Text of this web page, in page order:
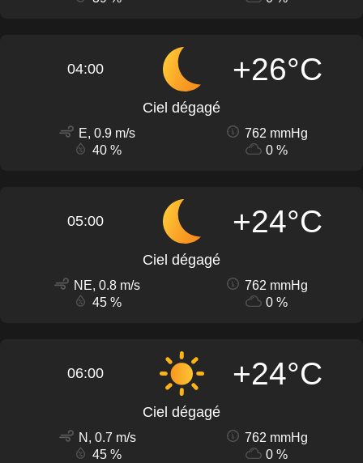
04:00 +26°C
Ciel dégagé
E, 0.9 m/s
762 mmHg
40 %
0 %
05:00 +24°C
Ciel dégagé
NE, 0.8 m/s
762 mmHg
45 %
0 %
06:00 +24°C
Ciel dégagé
N, 0.7 m/s
762 mmHg
45 %
0 %